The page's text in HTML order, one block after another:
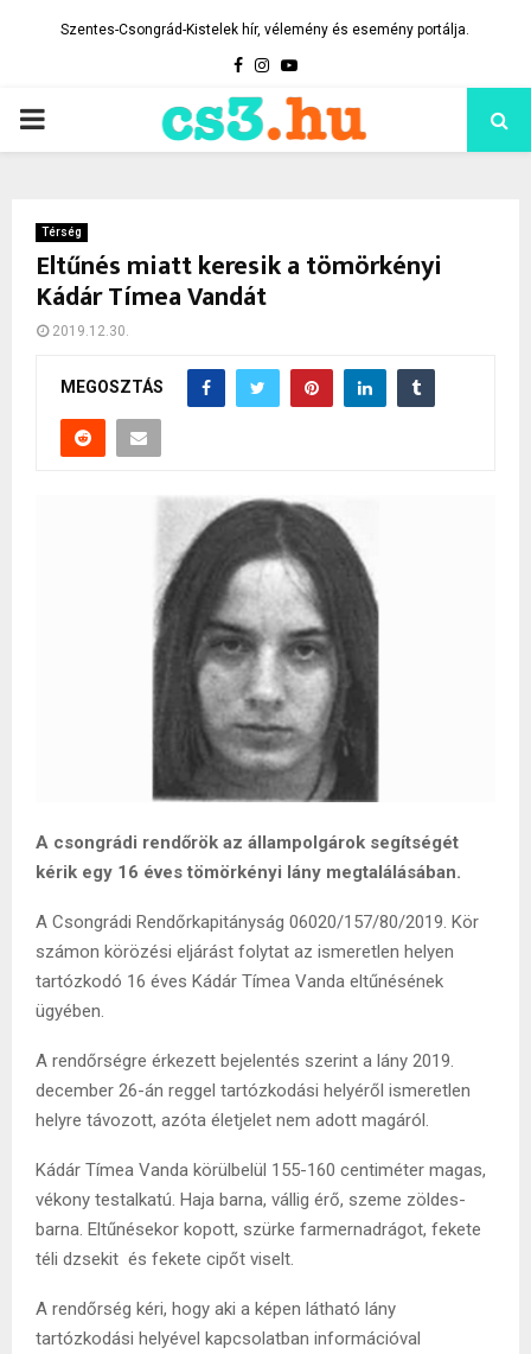
Szentes-Csongrád-Kistelek hír, vélemény és esemény portálja.
Facebook
Instagram
Youtube
PRIMARY
Térség
Eltűnés miatt keresik a tömörkényi
Kádár Tímea Vandát
2019.12.30.
MEGOSZTÁS
A csongrádi rendőrök az állampolgárok segítségét
kérik egy 16 éves tömörkényi lány megtalálásában.
A Csongrádi Rendőrkapitányság 06020/157/80/2019. Kör
számon körözési eljárást folytat az ismeretlen helyen
tartózkodó 16 éves Kádár Tímea Vanda eltűnésének
ügyében.
A rendőrségre érkezett bejelentés szerint a lány 2019.
december 26-án reggel tartózkodási helyéről ismeretlen
helyre távozott, azóta életjelet nem adott magáról.
Kádár Tímea Vanda körülbelül 155-160 centiméter magas,
vékony testalkatú. Haja barna, vállig érő, szeme zöldes-
barna. Eltűnésekor kopott, szürke farmernadrágot, fekete
téli dzsekit és fekete cipőt viselt.
A rendőrség kéri, hogy aki a képen látható lány
tartózkodási helyével kapcsolatban információval